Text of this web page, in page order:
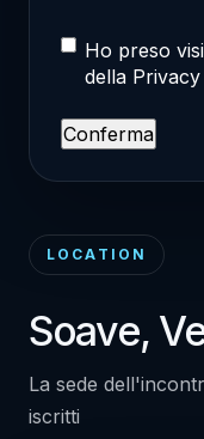
Condizioni
per
il
trattamento
dei
dati
personali
Ho preso
della
LOCATION
Soave,
La sede
iscritti